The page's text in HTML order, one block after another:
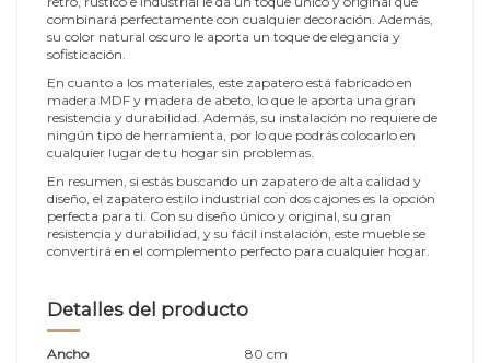
combinará perfectamente con cualquier decoración. Además,
su color natural oscuro le aporta un toque de elegancia y
sofisticación.
En cuanto a los materiales, este zapatero está fabricado en
madera MDF y madera de abeto, lo que le aporta una gran
resistencia y durabilidad. Además, su instalación no requiere de
ningún tipo de herramienta, por lo que podrás colocarlo en
cualquier lugar de tu hogar sin problemas.
En resumen, si estás buscando un zapatero de alta calidad y
diseño, el zapatero estilo industrial con dos cajones es la opción
perfecta para ti. Con su diseño único y original, su gran
resistencia y durabilidad, y su fácil instalación, este mueble se
convertirá en el complemento perfecto para cualquier hogar.
Detalles del producto
Ancho
80 cm